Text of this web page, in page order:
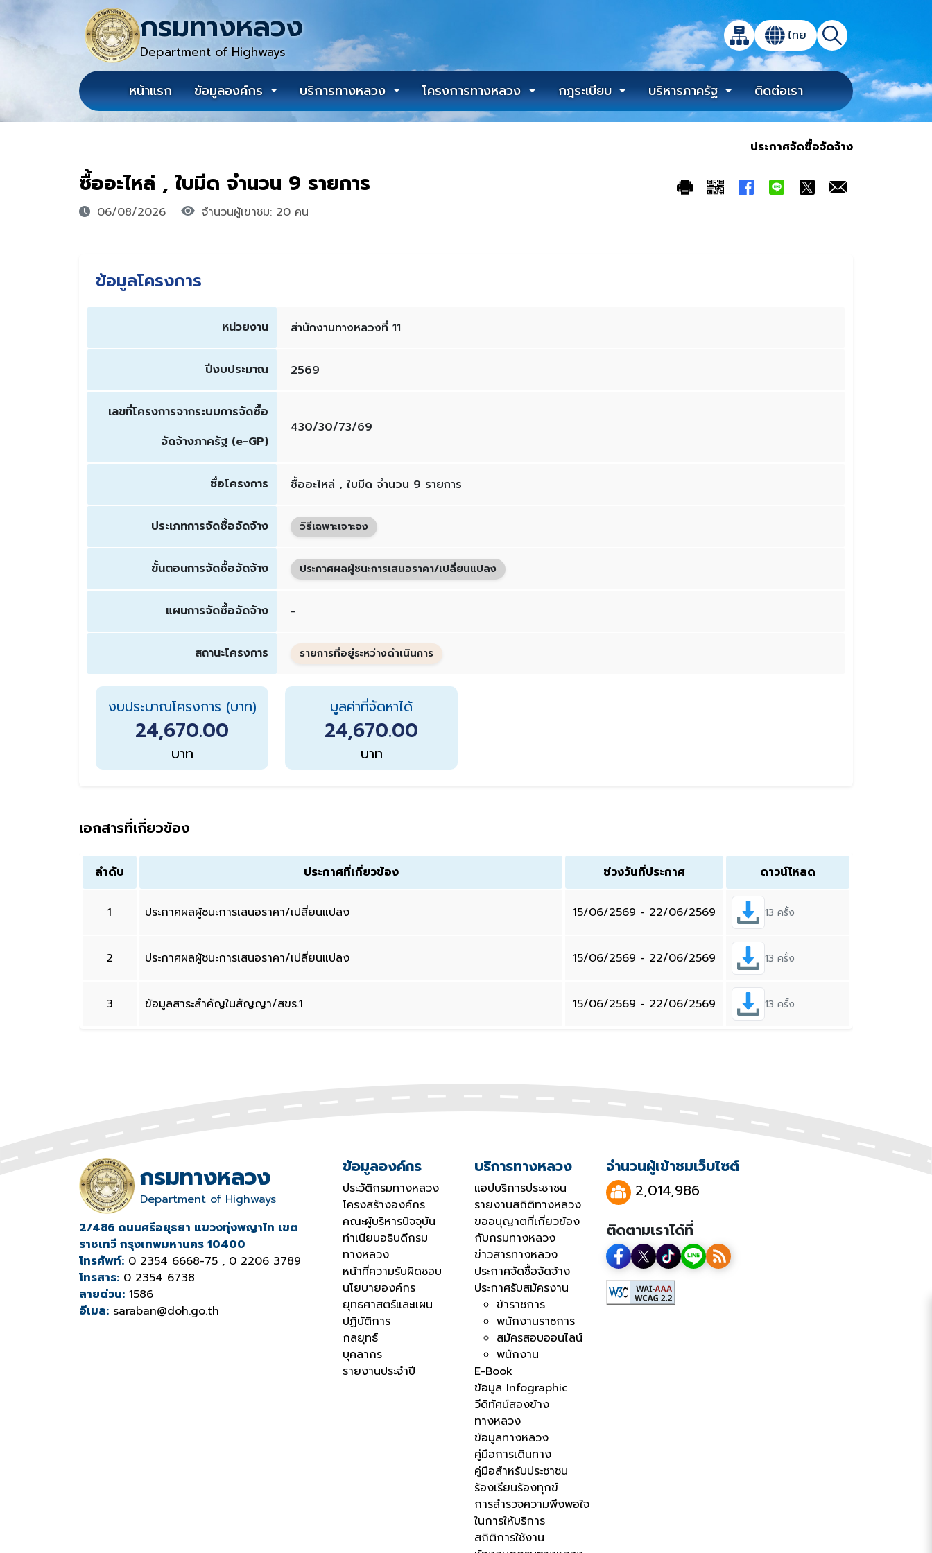
กรมทางหลวง
Department of Highways แผนผังเว็บไซต์
เปลี่ยนภาษา
ไทย ค้นหา
เปิดกล่องค้นหาข้อมูลหลักของเว็บไซต์
หน้าแรก ข้อมูลองค์กร บริการทางหลวง โครงการทางหลวง กฎระเบียบ บริหารภาครัฐ ติดต่อเรา
ประกาศจัดซื้อจัดจ้าง
ซื้ออะไหล่ , ใบมีด จำนวน 9 รายการ
06/08/2026 จำนวนผู้เขาชม: 20 คน
ข้อมูลโครงการ
หน่วยงาน สำนักงานทางหลวงที่ 11
ปีงบประมาณ 2569
เลขที่โครงการจากระบบการจัดซื้อ
จัดจ้างภาครัฐ (e-GP)
430/30/73/69
ชื่อโครงการ ซื้ออะไหล่ , ใบมีด จำนวน 9 รายการ
ประเภทการจัดซื้อจัดจ้าง วิธีเฉพาะเจาะจง
ขั้นตอนการจัดซื้อจัดจ้าง ประกาศผลผู้ชนะการเสนอราคา/เปลี่ยนแปลง
แผนการจัดซื้อจัดจ้าง -
สถานะโครงการ รายการที่อยู่ระหว่างดำเนินการ
งบประมาณโครงการ (บาท)
24,670.00
บาท
มูลค่าที่จัดหาได้
24,670.00
บาท
เอกสารที่เกี่ยวข้อง
ลำดับ ประกาศที่เกี่ยวข้อง ช่วงวันที่ประกาศ ดาวน์โหลด
1 ประกาศผลผู้ชนะการเสนอราคา/เปลี่ยนแปลง 15/06/2569 - 22/06/2569 13 ครั้ง
2 ประกาศผลผู้ชนะการเสนอราคา/เปลี่ยนแปลง 15/06/2569 - 22/06/2569 13 ครั้ง
3 ข้อมูลสาระสำคัญในสัญญา/สขร.1 15/06/2569 - 22/06/2569 13 ครั้ง
กรมทางหลวง
Department of Highways
2/486 ถนนศรีอยุธยา แขวงทุ่งพญาไท เขต
ราชเทวี กรุงเทพมหานคร 10400
โทรศัพท์: 0 2354 6668-75 , 0 2206 3789
โทรสาร: 0 2354 6738
สายด่วน: 1586
อีเมล: saraban@doh.go.th
ข้อมูลองค์กร
ประวัติกรมทางหลวง
โครงสร้างองค์กร
คณะผู้บริหารปัจจุบัน
ทำเนียบอธิบดีกรม
ทางหลวง
หน้าที่ความรับผิดชอบ
นโยบายองค์กร
ยุทธศาสตร์และแผน
ปฏิบัติการ
กลยุทธ์
บุคลากร
รายงานประจำปี
บริการทางหลวง
แอปบริการประชาชน
รายงานสถิติทางหลวง
ขออนุญาตที่เกี่ยวข้อง
กับกรมทางหลวง
ข่าวสารทางหลวง
ประกาศจัดซื้อจัดจ้าง
ประกาศรับสมัครงาน
ข้าราชการ
พนักงานราชการ
สมัครสอบออนไลน์
พนักงาน
E-Book
ข้อมูล Infographic
วีดิทัศน์สองข้าง
ทางหลวง
ข้อมูลทางหลวง
คู่มือการเดินทาง
คู่มือสำหรับประชาชน
ร้องเรียนร้องทุกข์
การสำรวจความพึงพอใจ
ในการให้บริการ
สถิติการใช้งาน
จำนวนผู้เข้าชมเว็บไซต์
2,014,986
ติดตามเราได้ที่